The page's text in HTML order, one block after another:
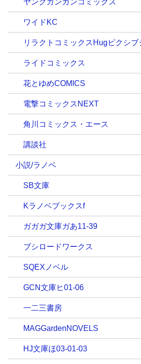
ワイドKC
リラクトコミックスHugピクシブ
ライドコミックス
花とゆめCOMICS
電撃コミックスNEXT
角川コミックス・エース
講談社
小説/ラノベ
SB文庫
Kラノベブックスf
ガガガ文庫ガあ11-39
ブシロードワークス
SQEXノベル
GCN文庫ヒ01-06
一二三書房
MAGGardenNOVELS
HJ文庫ほ03-01-03